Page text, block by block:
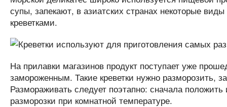
супы, запекают, в азиатских странах некоторые
креветками.
На прилавки магазинов продукт поступает уже
замороженным. Такие креветки нужно разморозить,
Размораживать следует поэтапно: сначала
разморозки при комнатной температуре.